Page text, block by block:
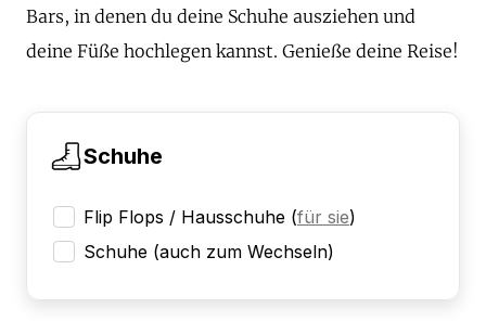
Bars, in denen du deine Schuhe ausziehen und
deine Füße hochlegen kannst. Genieße deine Reise!
Schuhe
Flip Flops / Hausschuhe (für sie)
Schuhe (auch zum Wechseln)